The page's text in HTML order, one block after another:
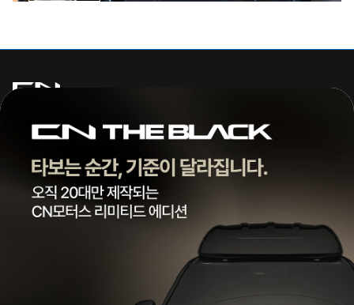
주식회사 씨엔모터스
대표 | 조종현
전화 |1855-3966
팩스 | 032-578-3966
통신판매업신고번호 | 제 2022-인천서구-2322호